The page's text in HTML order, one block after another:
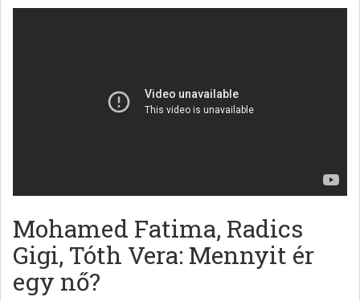
Mohamed Fatima, Radics
Gigi, Tóth Vera: Mennyit ér
egy nő?